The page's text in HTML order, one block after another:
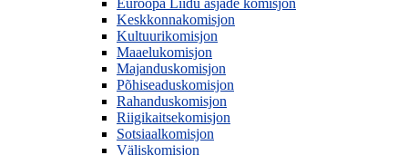
Keskkonnakomisjon
Kultuurikomisjon
Maaelukomisjon
Majanduskomisjon
Põhiseaduskomisjon
Rahanduskomisjon
Riigikaitsekomisjon
Sotsiaalkomisjon
Väliskomisjon